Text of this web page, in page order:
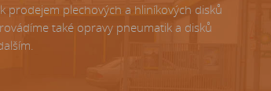
prodejem plechových a hliníkových disků
také opravy pneumatik a disků